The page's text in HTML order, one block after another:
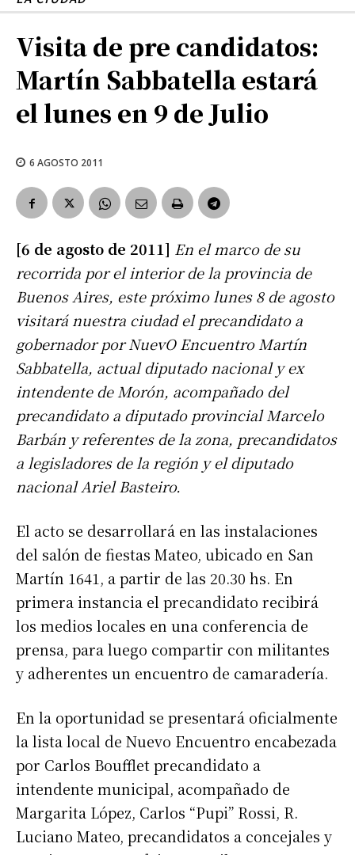
Visita de pre candidatos:
Martín Sabbatella estará
el lunes en 9 de Julio
6 AGOSTO 2011
[6 de agosto de 2011] En el marco de su
recorrida por el interior de la provincia de
Buenos Aires, este próximo lunes 8 de agosto
visitará nuestra ciudad el precandidato a
gobernador por NuevO Encuentro Martín
Sabbatella, actual diputado nacional y ex
intendente de Morón, acompañado del
precandidato a diputado provincial Marcelo
Barbán y referentes de la zona, precandidatos
a legisladores de la región y el diputado
nacional Ariel Basteiro.
El acto se desarrollará en las instalaciones
del salón de fiestas Mateo, ubicado en San
Martín 1641, a partir de las 20.30 hs. En
primera instancia el precandidato recibirá
los medios locales en una conferencia de
prensa, para luego compartir con militantes
y adherentes un encuentro de camaradería.
En la oportunidad se presentará oficialmente
la lista local de Nuevo Encuentro encabezada
por Carlos Boufflet precandidato a
intendente municipal, acompañado de
Margarita López, Carlos “Pupi” Rossi, R.
Luciano Mateo, precandidatos a concejales y